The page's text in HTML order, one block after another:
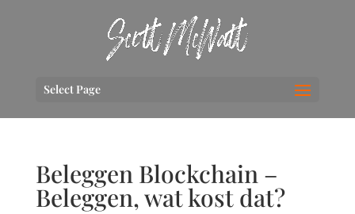
Select Page
Beleggen Blockchain –
Beleggen, wat kost dat?